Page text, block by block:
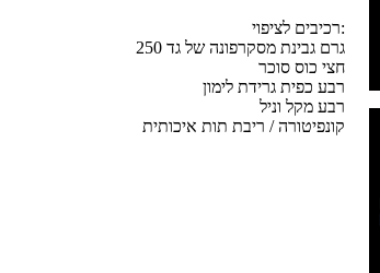
רכיבים לציפוי:
250 גרם גבינת מסקרפונה של גד
חצי כוס סוכר
רבע כפית גרידת לימון
רבע מקל וניל
קונפיטורה / ריבת תות איכותית